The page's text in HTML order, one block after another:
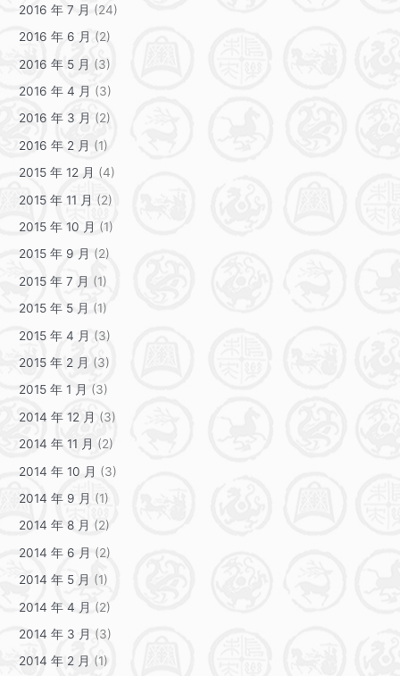
2016 年 7 月 (24)
2016 年 6 月 (2)
2016 年 5 月 (3)
2016 年 4 月 (3)
2016 年 3 月 (2)
2016 年 2 月 (1)
2015 年 12 月 (4)
2015 年 11 月 (2)
2015 年 10 月 (1)
2015 年 9 月 (2)
2015 年 7 月 (1)
2015 年 5 月 (1)
2015 年 4 月 (3)
2015 年 2 月 (3)
2015 年 1 月 (3)
2014 年 12 月 (3)
2014 年 11 月 (2)
2014 年 10 月 (3)
2014 年 9 月 (1)
2014 年 8 月 (2)
2014 年 6 月 (2)
2014 年 5 月 (1)
2014 年 4 月 (2)
2014 年 3 月 (3)
2014 年 2 月 (1)